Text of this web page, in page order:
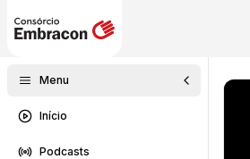
Menu
Início
Podcasts